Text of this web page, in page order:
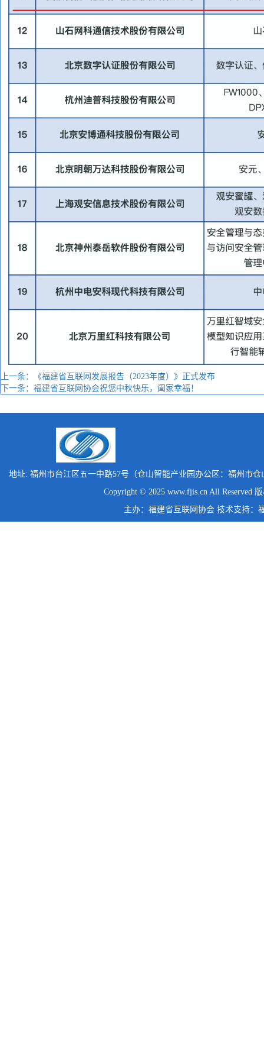
上一条：《福建省互联网发展报告（2023年度）》正式发布
下一条：福建省互联网协会祝您中秋快乐，阖家幸福！
地址: 福州市台江区五一中路57号（仓山智能产业园办公区：福州市
Copyright © 2025 www.fjis.cn All Reserved
主办：福建省互联网协会 技术支持：